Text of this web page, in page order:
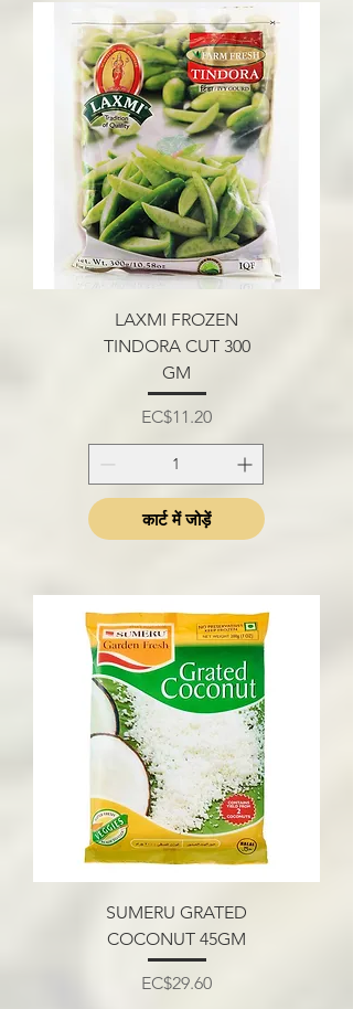
LAXMI FROZEN
TINDORA CUT 300
GM
मूल्य
EC$11.20
कार्ट में जोड़ें
SUMERU GRATED
COCONUT 45GM
मूल्य
EC$29.60